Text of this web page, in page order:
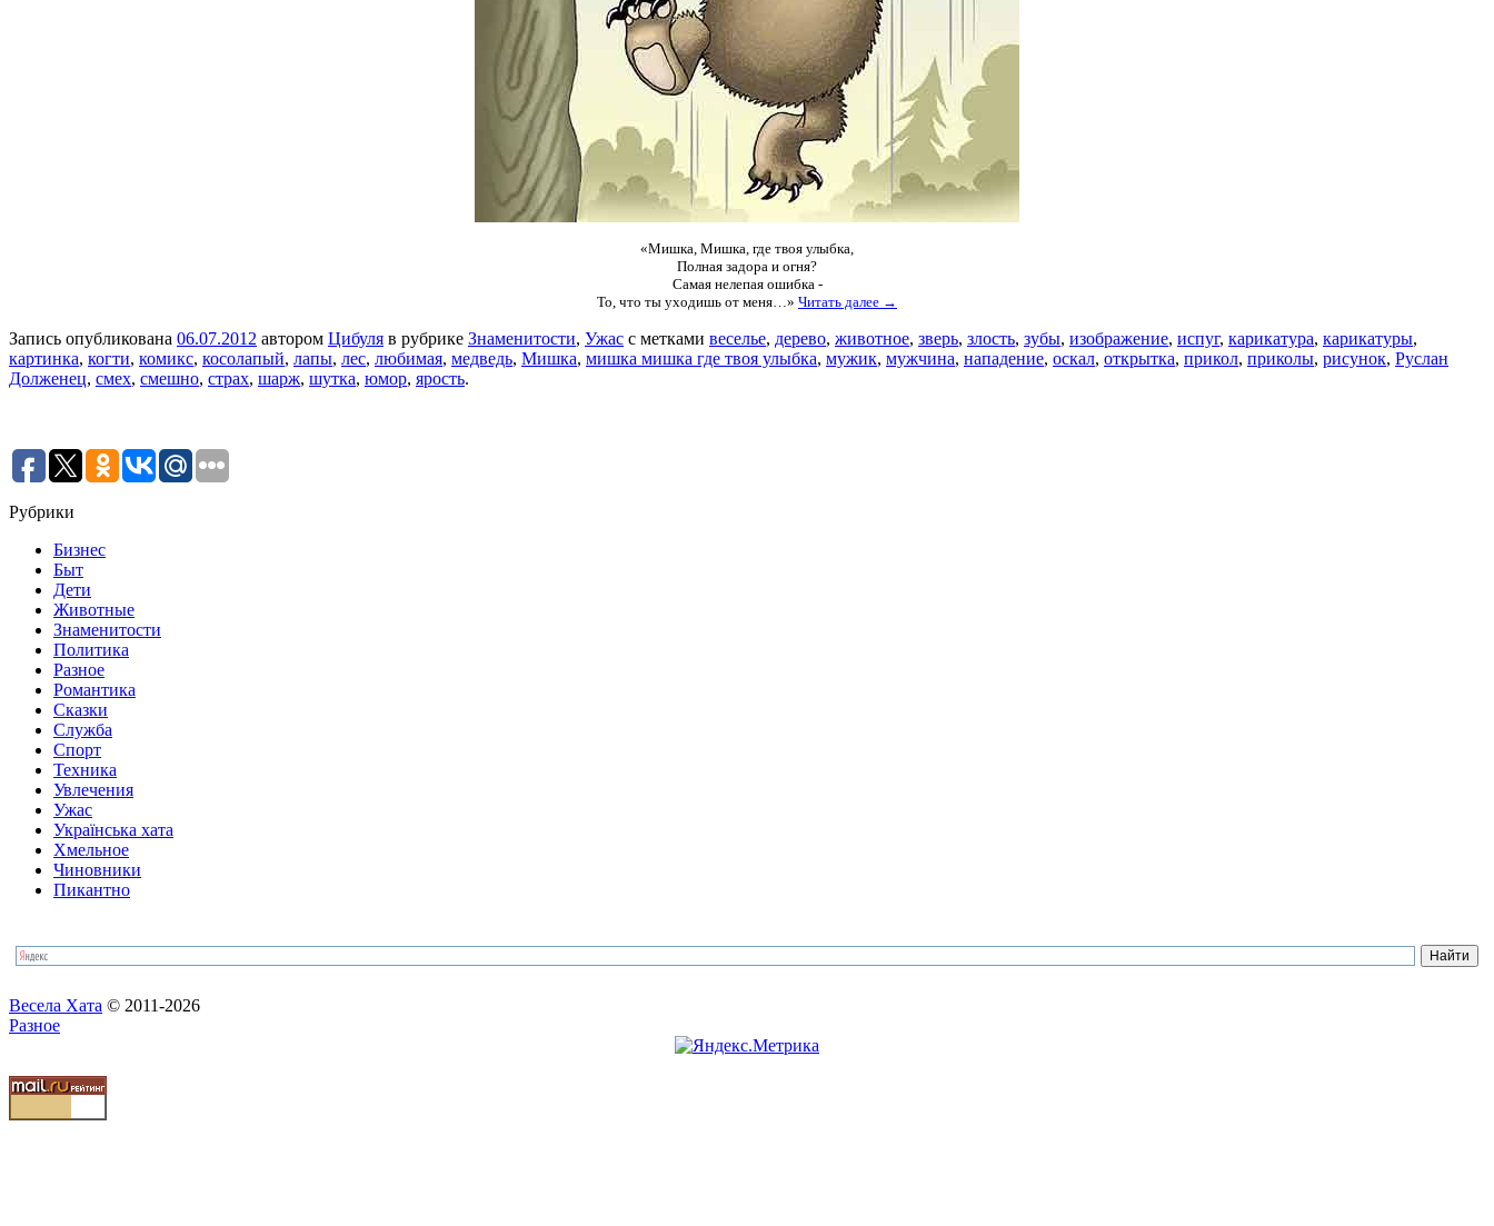
«Мишка, Мишка, где твоя улыбка,
Полная задора и огня?
Самая нелепая ошибка -
То, что ты уходишь от меня…» Читать далее →
Запись опубликована 06.07.2012 автором Цибуля в рубрике Знаменитости, Ужас с метками веселье, дерево, животное, зверь, злость, зубы, изображение, испуг, карикатура, карикатуры,
картинка, когти, комикс, косолапый, лапы, лес, любимая, медведь, Мишка, мишка мишка где твоя улыбка, мужик, мужчина, нападение, оскал, открытка, прикол, приколы, рисунок, Руслан
Долженец, смех, смешно, страх, шарж, шутка, юмор, ярость.
Рубрики
Бизнес
Быт
Дети
Животные
Знаменитости
Политика
Разное
Романтика
Сказки
Служба
Спорт
Техника
Увлечения
Ужас
Українська хата
Хмельное
Чиновники
Пикантно
Весела Хата © 2011-2026
Разное